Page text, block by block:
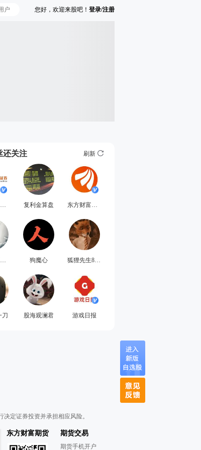
您好，欢迎来股吧！ 登录/注册
还关注 刷新
东方财富证券 复利金算盘 东方财富直播厅
泥石俱下漫漫熊途 狗魔心 狐狸先生8888
刀 股海观澜君 游戏日报
定证券投资并承担相应风险。
东方财富期货 期货交易
期货手机开户